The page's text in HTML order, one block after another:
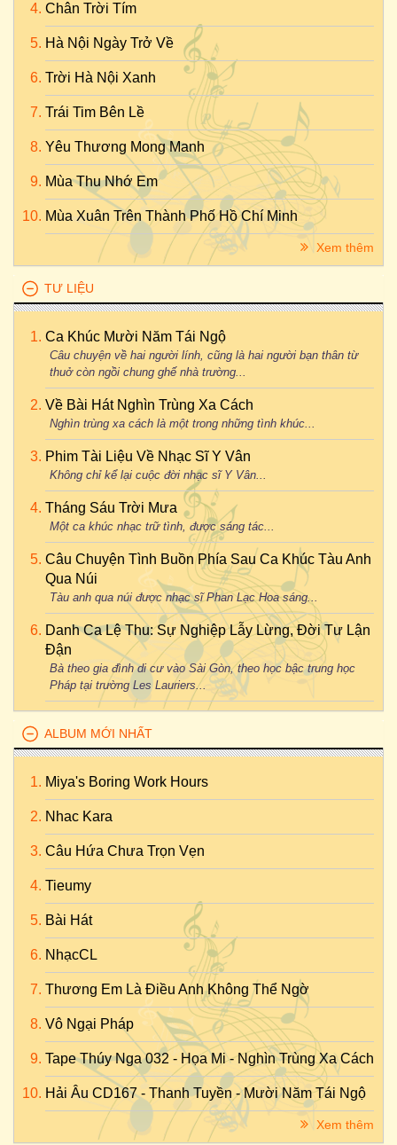
Chân Trời Tím
Hà Nội Ngày Trở Về
Trời Hà Nội Xanh
Trái Tim Bên Lề
Yêu Thương Mong Manh
Mùa Thu Nhớ Em
Mùa Xuân Trên Thành Phố Hồ Chí Minh
Xem thêm
TƯ LIỆU
Ca Khúc Mười Năm Tái Ngộ
Câu chuyện về hai người lính, cũng là hai người bạn thân từ
thuở còn ngồi chung ghế nhà trường...
Về Bài Hát Nghìn Trùng Xa Cách
Nghìn trùng xa cách là một trong những tình khúc...
Phim Tài Liệu Về Nhạc Sĩ Y Vân
Không chỉ kể lại cuộc đời nhạc sĩ Y Vân...
Tháng Sáu Trời Mưa
Một ca khúc nhạc trữ tình, được sáng tác...
Câu Chuyện Tình Buồn Phía Sau Ca Khúc Tàu Anh
Qua Núi
Tàu anh qua núi được nhạc sĩ Phan Lạc Hoa sáng...
Danh Ca Lệ Thu: Sự Nghiệp Lẫy Lừng, Đời Tư Lận
Đận
Bà theo gia đình di cư vào Sài Gòn, theo học bậc trung học
Pháp tại trường Les Lauriers...
ALBUM MỚI NHẤT
Miya's Boring Work Hours
Nhac Kara
Câu Hứa Chưa Trọn Vẹn
Tieumy
Bài Hát
NhạcCL
Thương Em Là Điều Anh Không Thể Ngờ
Vô Ngại Pháp
Tape Thúy Nga 032 - Họa Mi - Nghìn Trùng Xa Cách
Hải Âu CD167 - Thanh Tuyền - Mười Năm Tái Ngộ
Xem thêm